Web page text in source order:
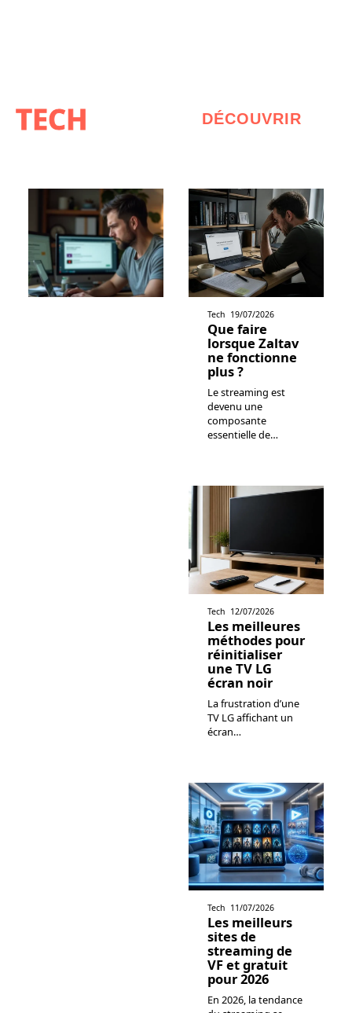
TECH DÉCOUVRIR
Tech 19/07/2026
Que faire
lorsque Zaltav
ne fonctionne
plus ?
Le streaming est
devenu une
composante
essentielle de…
Tech 12/07/2026
Les meilleures
méthodes pour
réinitialiser
une TV LG
écran noir
La frustration d’une
TV LG affichant un
écran…
Tech 11/07/2026
Les meilleurs
sites de
streaming de
VF et gratuit
pour 2026
En 2026, la tendance